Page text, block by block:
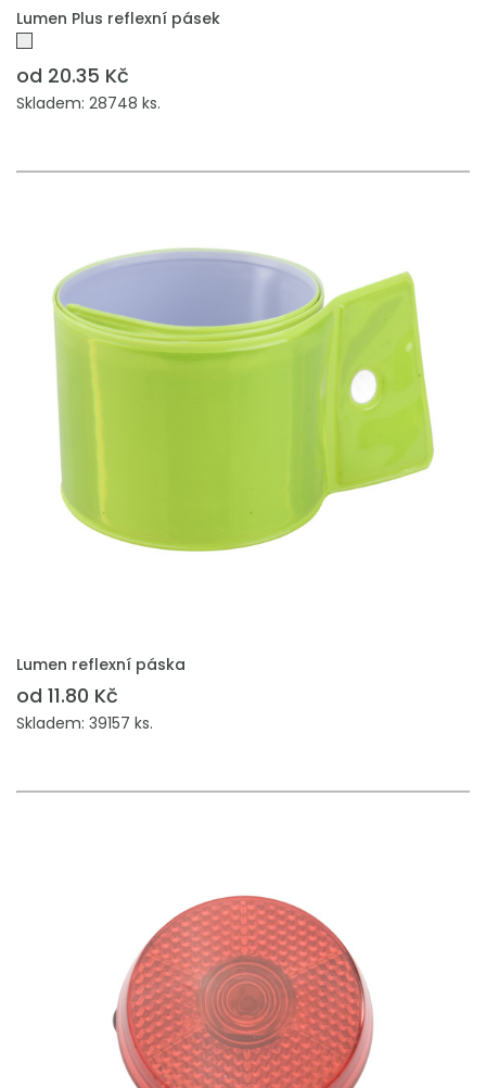
PŘIDAT DO POPTÁVKY
Lumen Plus reflexní pásek
od 20.35 Kč
Skladem: 28748 ks.
PŘIDAT DO POPTÁVKY
Lumen reflexní páska
od 11.80 Kč
Skladem: 39157 ks.